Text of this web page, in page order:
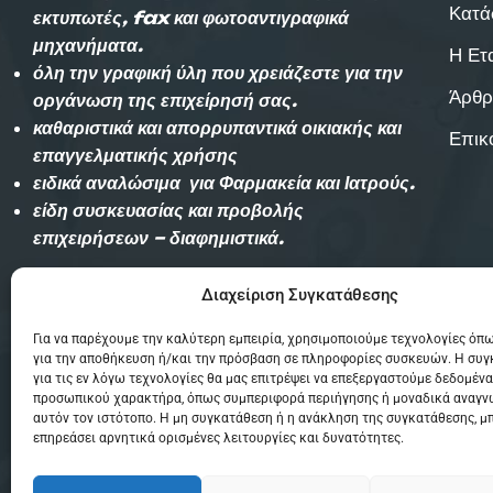
Διαχείριση Συγκατάθεσης
Για να παρέχουμε την καλύτερη εμπειρία, χρησιμοποιούμε τεχνολογίες
για την αποθήκευση ή/και την πρόσβαση σε πληροφορίες συσκευών. Η
για τις εν λόγω τεχνολογίες θα μας επιτρέψει να επεξεργαστούμε δεδομένα
προσωπικού χαρακτήρα, όπως συμπεριφορά περιήγησης ή μοναδικά
αυτόν τον ιστότοπο. Η μη συγκατάθεση ή η ανάκληση της συγκατάθεσης,
επηρεάσει αρνητικά ορισμένες λειτουργίες και δυνατότητες.
εκτυπωτές, fax και φωτοαντιγραφικά
μηχανήματα.
όλη την γραφική ύλη που χρειάζεστε για την
οργάνωση της επιχείρησή σας.
καθαριστικά και απορρυπαντικά οικιακής και
επαγγελματικής χρήσης
ειδικά αναλώσιμα για Φαρμακεία και Ιατρούς.
είδη συσκευασίας και προβολής
επιχειρήσεων – διαφημιστικά.
Αυθημερόν παράδοση εντός Θεσσαλονίκης
υπόλοιπη Ελλάδα με Courier.
Η